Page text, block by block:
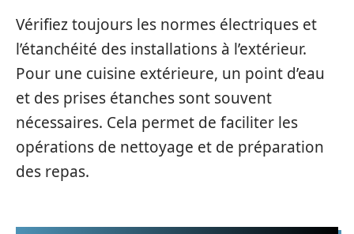
Vérifiez toujours les normes électriques et
l’étanchéité des installations à l’extérieur.
Pour une cuisine extérieure, un point d’eau
et des prises étanches sont souvent
nécessaires. Cela permet de faciliter les
opérations de nettoyage et de préparation
des repas.